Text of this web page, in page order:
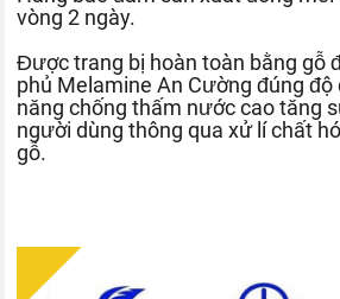
vòng 2 ngày.
Được trang bị hoàn toàn bằng gỗ
phủ Melamine An Cường đúng độ
năng chống thấm nước cao tăng
người dùng thông qua xử lí chất
gỗ.